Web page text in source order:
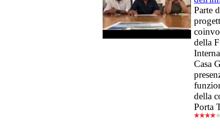
Parte
della
Casa
della
Porta